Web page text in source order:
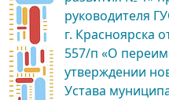
руководителя
г. Красноярска
557/п «О
утверждении
Устава